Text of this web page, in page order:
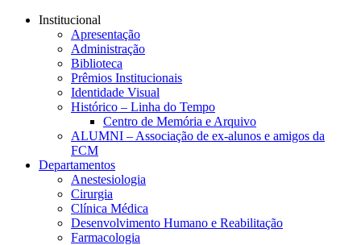
Conteúdo principal
Institucional
Apresentação
Administração
Biblioteca
Prêmios Institucionais
Identidade Visual
Histórico – Linha do Tempo
Centro de Memória e Arquivo
ALUMNI – Associação de ex-alunos e amigos da
FCM
Departamentos
Anestesiologia
Cirurgia
Clínica Médica
Desenvolvimento Humano e Reabilitação
Farmacologia